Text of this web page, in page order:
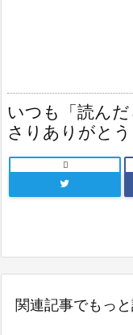
いつも「読ん
さりありがと

関連記事でもっと